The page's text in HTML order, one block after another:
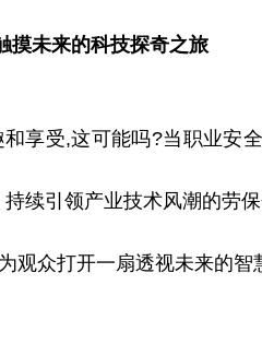
摸未来的科技探奇之旅
享受,这可能吗?当职业安
持续引领产业技术风潮的劳
观众打开一扇透视未来的智